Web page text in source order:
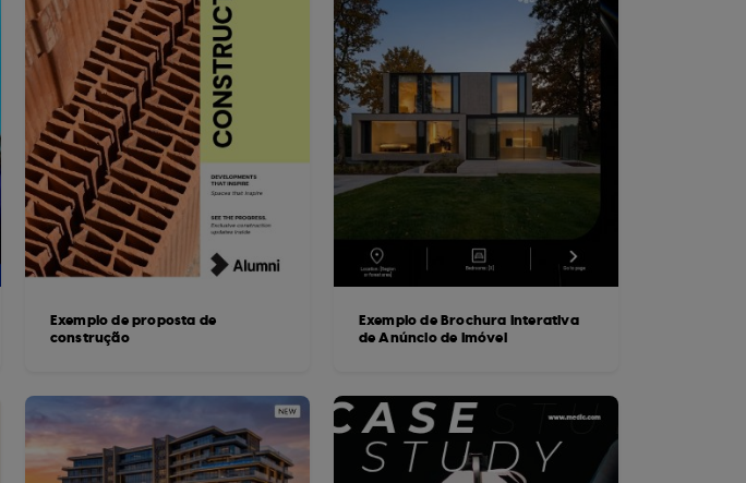
Exemplo de proposta de
construção
Exemplo de Brochura Interativa
de Anúncio de Imóvel